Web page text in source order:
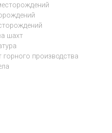
шахт
производства